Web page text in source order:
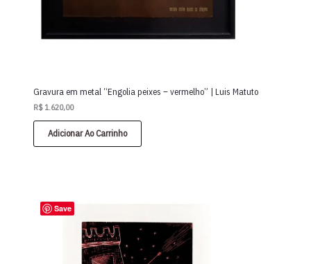
Gravura em metal “Engolia peixes – vermelho” | Luis Matuto
R$ 1.620,00
Adicionar Ao Carrinho
Save